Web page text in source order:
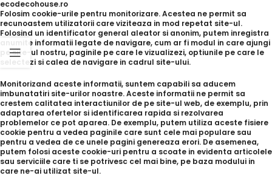
ecodecohouse.ro
Folosim cookie-urile pentru monitorizare. Acestea ne permit sa
recunoastem utilizatorii care viziteaza in mod repetat site-ul.
Folosind un identificator general aleator si anonim, putem inregistra
anumite informatii legate de navigare, cum ar fi modul in care ajungi
pe site-ul nostru, paginile pe care le vizualizezi, optiunile pe care le
selectezi si calea de navigare in cadrul site-ului.
Monitorizand aceste informatii, suntem capabili sa aducem
imbunatatiri site-urilor noastre. Aceste informatii ne permit sa
crestem calitatea interactiunilor de pe site-ul web, de exemplu, prin
adaptarea ofertelor si identificarea rapida si rezolvarea
problemelor ce pot aparea. De exemplu, putem utiliza aceste fisiere
cookie pentru a vedea paginile care sunt cele mai populare sau
pentru a vedea de ce unele pagini genereaza erori. De asemenea,
putem folosi aceste cookie-uri pentru a scoate in evidenta articolele
sau serviciile care ti se potrivesc cel mai bine, pe baza modului in
care ne-ai utilizat site-ul.